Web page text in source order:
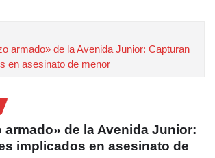
armado» de la Avenida Junior: Capturan
en asesinato de menor
armado» de la Avenida Junior:
implicados en asesinato de